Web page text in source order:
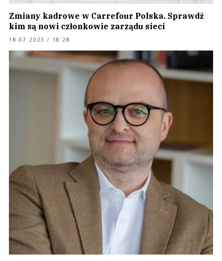
Zmiany kadrowe w Carrefour Polska. Sprawdź
kim są nowi członkowie zarządu sieci
18.07.2023 / 18:28